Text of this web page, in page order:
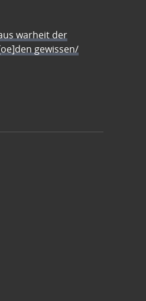
warheit der
gewissen/